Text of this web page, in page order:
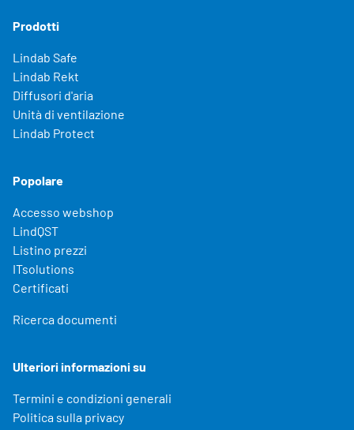
Prodotti
Lindab Safe
Lindab Rekt
Diffusori d'aria
Unità di ventilazione
Lindab Protect
Popolare
Accesso webshop
LindQST
Listino prezzi
ITsolutions
Certificati
Ricerca documenti
Ulteriori informazioni su
Termini e condizioni generali
Politica sulla privacy